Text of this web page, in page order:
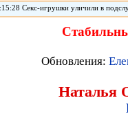
Секс-игрушки уличили в
контролировать секс-игрушки,
в памяти телефона. .
Обновления:
Наталья